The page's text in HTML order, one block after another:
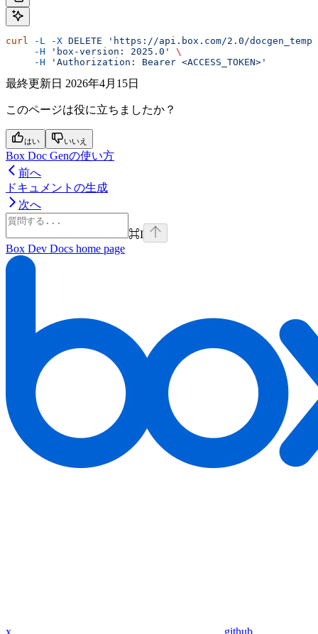
curl -L -X DELETE 'https://api.box.com/2.0/
     -H
'box-version: 2025.0'
\
     -H
'Authorization: Bearer <ACCESS_TOKEN>'
最終更新日 2026年4月15日
このページは役に立ちましたか？
はい いいえ
Box Doc Genの使い方
前へ
ドキュメントの生成
次へ
⌘I
Box Dev Docs home page
x github